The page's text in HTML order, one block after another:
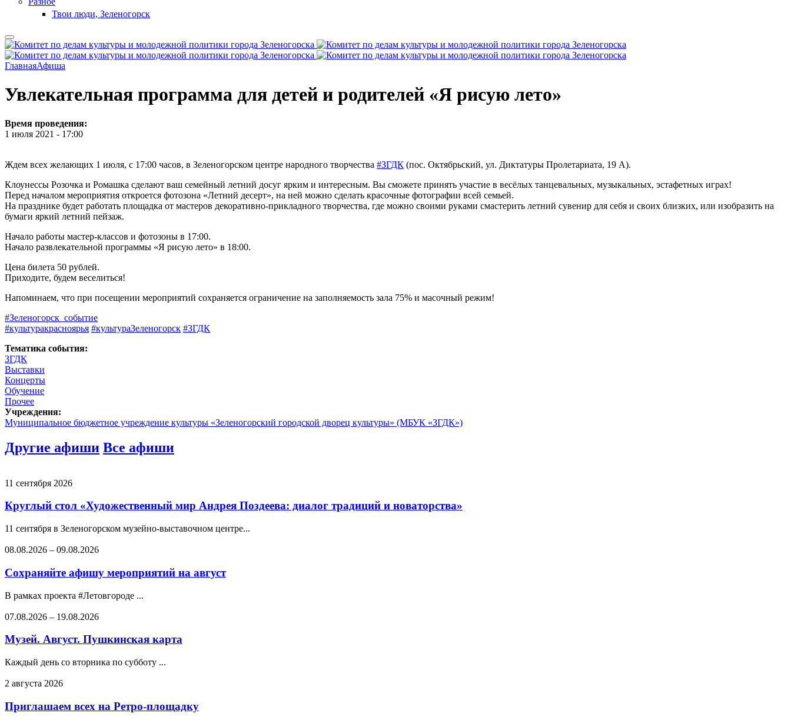
Твои люди, Зеленогорск
ГлавнаяАфиша
Увлекательная программа для детей и родителей «Я рисую лето»
Время проведения:
1 июля 2021 - 17:00
Ждем всех желающих 1 июля, с 17:00 часов, в Зеленогорском центре народного творчества #ЗГДК (пос. Октябрьский, ул. Диктатуры Пролетариата, 19 А).
Клоунессы Розочка и Ромашка сделают ваш семейный летний досуг ярким и интересным. Вы сможете принять участие в весёлых танцевальных, музыкальных, эстафетных играх!
Перед началом мероприятия откроется фотозона «Летний десерт», на ней можно сделать красочные фотографии всей семьей.
На празднике будет работать площадка от мастеров декоративно-прикладного творчества, где можно своими руками смастерить летний сувенир для себя и своих близких, или изобразить на
бумаги яркий летний пейзаж.
Начало работы мастер-классов и фотозоны в 17:00.
Начало развлекательной программы «Я рисую лето» в 18:00.
Цена билета 50 рублей.
Приходите, будем веселиться!
Напоминаем, что при посещении мероприятий сохраняется ограничение на заполняемость зала 75% и масочный режим!
#Зеленогорск_событие
#культуракрасноярья #культураЗеленогорск #ЗГДК
Тематика события:
ЗГДК
Выставки
Концерты
Обучение
Прочее
Учреждения:
Муниципальное бюджетное учреждение культуры «Зеленогорский городской дворец культуры» (МБУК «ЗГДК»)
Другие афиши Все афиши
11 сентября 2026
Круглый стол «Художественный мир Андрея Поздеева: диалог традиций и новаторства»
11 сентября в Зеленогорском музейно-выставочном центре...
08.08.2026 – 09.08.2026
Сохраняйте афишу мероприятий на август
В рамках проекта #Летовгороде ...
07.08.2026 – 19.08.2026
Музей. Август. Пушкинская карта
Каждый день со вторника по субботу ...
2 августа 2026
Приглашаем всех на Ретро-площадку